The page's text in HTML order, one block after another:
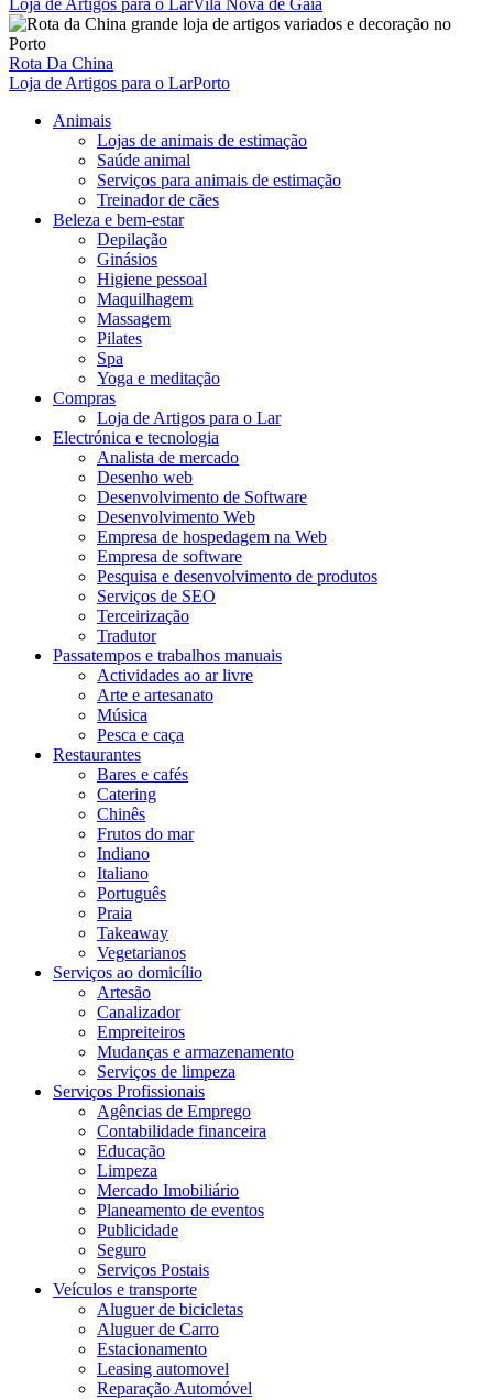
Loja de Artigos para o LarVila Nova de Gaia
Rota Da China
Loja de Artigos para o LarPorto
Animais
Lojas de animais de estimação
Saúde animal
Serviços para animais de estimação
Treinador de cães
Beleza e bem-estar
Depilação
Ginásios
Higiene pessoal
Maquilhagem
Massagem
Pilates
Spa
Yoga e meditação
Compras
Loja de Artigos para o Lar
Electrónica e tecnologia
Analista de mercado
Desenho web
Desenvolvimento de Software
Desenvolvimento Web
Empresa de hospedagem na Web
Empresa de software
Pesquisa e desenvolvimento de produtos
Serviços de SEO
Terceirização
Tradutor
Passatempos e trabalhos manuais
Actividades ao ar livre
Arte e artesanato
Música
Pesca e caça
Restaurantes
Bares e cafés
Catering
Chinês
Frutos do mar
Indiano
Italiano
Português
Praia
Takeaway
Vegetarianos
Serviços ao domicílio
Artesão
Canalizador
Empreiteiros
Mudanças e armazenamento
Serviços de limpeza
Serviços Profissionais
Agências de Emprego
Contabilidade financeira
Educação
Limpeza
Mercado Imobiliário
Planeamento de eventos
Publicidade
Seguro
Serviços Postais
Veículos e transporte
Aluguer de bicicletas
Aluguer de Carro
Estacionamento
Leasing automovel
Reparação Automóvel